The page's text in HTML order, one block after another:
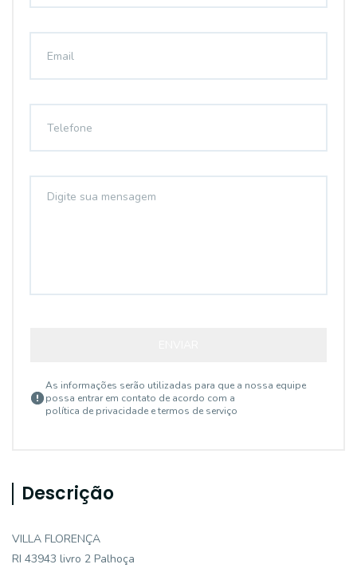
As informações serão utilizadas para que a nossa equipe
possa entrar em contato de acordo com a
política de privacidade e termos de serviço
Descrição
VILLA FLORENÇA
RI 43943 livro 2 Palhoça